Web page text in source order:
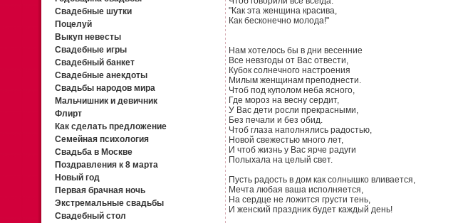
Свадебные шутки
Поцелуй
Выкуп невесты
Свадебные игры
Свадебный банкет
Свадебные анекдоты
Свадьбы народов мира
Мальчишник и девичник
Флирт
Как сделать предложение
Семейная психология
Свадьба в Москве
Поздравления к 8 марта
Новый год
Первая брачная ночь
Экстремальные свадьбы
Свадебный стол
"Как эта женщина красива,
Как бесконечно молода!"
Нам хотелось бы в дни весенние
Все невзгоды от Вас отвести,
Кубок солнечного настроения
Милым женщинам преподнести.
Чтоб под куполом неба ясного,
Где мороз на весну сердит,
У Вас дети росли прекрасными,
Без печали и без обид.
Чтоб глаза наполнялись радостью,
Новой свежестью много лет,
И чтоб жизнь у Вас ярче радуги
Полыхала на целый свет.
Пусть радость в дом как солнышко вливается,
Мечта любая ваша исполняется,
На сердце не ложится грусти тень,
И женский праздник будет каждый день!